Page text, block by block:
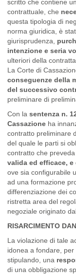
scritto che contiene
contrattuale, che
questa tipologia di
norma giuridica, è
giurisprudenza,
intenzione e seria
ulteriori della
La Corte di
conseguenze della
del successivo
preliminare di
Con la sentenza n.
Cassazione ha
contratto preliminare
del quale le parti si
contratto che
valida ed efficace,
ove sia configurabile
ad una formazione
differenziazione dei
ristretta area del
negoziale originato
RISARCIMENTO
La violazione di tale
idonea a fondare,
stipulando, una
di una obbligazione